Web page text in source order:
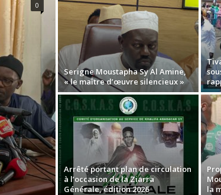
0
Serigne Moustapha Sy Al Amine,
« le maître d’œuvre silencieux »
Arrêté portant plan de circulation
à l’occasion de la Ziarra
Générale, édition 2026
la